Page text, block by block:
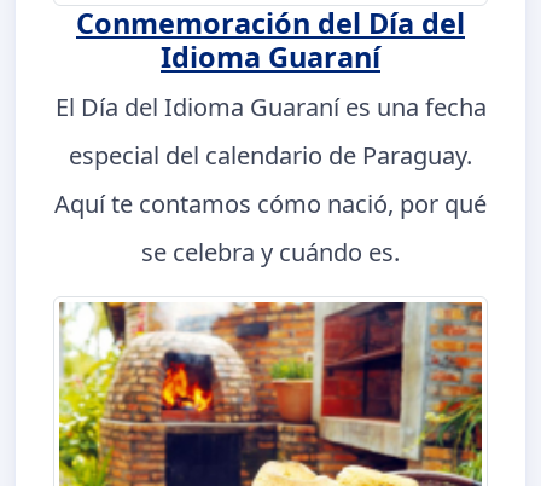
Conmemoración del Día del
Idioma Guaraní
El Día del Idioma Guaraní es una fecha
especial del calendario de Paraguay.
Aquí te contamos cómo nació, por qué
se celebra y cuándo es.